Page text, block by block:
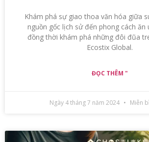
Khám phá sự giao thoa văn hóa giữa
nguồn gốc lịch sử đến phong cách ăn
đồng thời khám phá những đôi đũa
Ecostix Global.
ĐỌC THÊM "
Ngày 4 tháng 7 năm 2024 Miễn